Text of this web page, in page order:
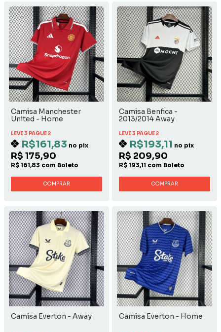
Camisa Manchester
United - Home
LEVE 3 PAGUE 2
R$161,83 no pix
R$ 175,90
R$ 161,83 com Boleto
COMPRAR
Camisa Benfica -
2013/2014 Away
LEVE 3 PAGUE 2
R$193,11 no pix
R$ 209,90
R$ 193,11 com Boleto
COMPRAR
Camisa Everton - Away Camisa Everton - Home